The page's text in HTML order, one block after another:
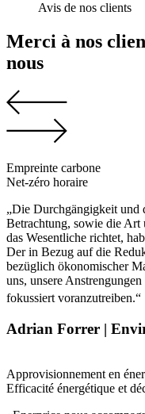
Avis de nos clients
Merci à nos
nous
Empreinte carbone
Net-zéro horaire
„Die Durchgängigkeit und
Betrachtung, sowie die Art
das Wesentliche richtet,
Der in Bezug auf die
bezüglich ökonomischer
uns, unsere
fokussiert voranzutreiben.“
Adrian Forrer |
Approvisionnement en
Efficacité énergétique et